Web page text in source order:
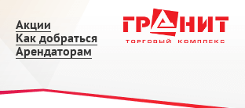
Акции
Как добраться
Арендаторам